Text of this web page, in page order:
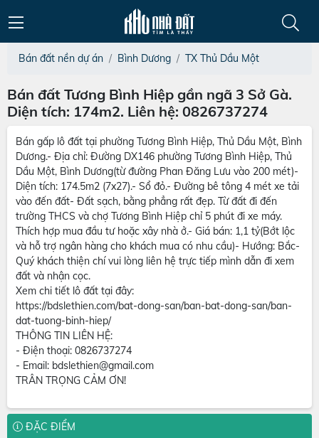
Bán đất nền dự án Bình Dương TX Thủ Dầu Một
Bán đất Tương Bình Hiệp gần ngã 3 Sở Gà.
Diện tích: 174m2. Liên hệ: 0826737274
Bán gấp lô đất tại phường Tương Bình Hiệp, Thủ Dầu Một, Bình
Dương.- Địa chỉ: Đường DX146 phường Tương Bình Hiệp, Thủ
Dầu Một, Bình Dương(từ đường Phan Đăng Lưu vào 200 mét)-
Diện tích: 174.5m2 (7x27).- Sổ đỏ.- Đường bê tông 4 mét xe tải
vào đến đất- Đất sạch, bằng phẳng rất đẹp. Từ đất đi đến
trường THCS và chợ Tương Bình Hiệp chỉ 5 phút đi xe máy.
Thích hợp mua đầu tư hoặc xây nhà ở.- Giá bán: 1,1 tỷ(Bớt lộc
và hỗ trợ ngân hàng cho khách mua có nhu cầu)- Hướng: Bắc-
Quý khách thiện chí vui lòng liên hệ trực tiếp mình dẫn đi xem
đất và nhận cọc.
Xem chi tiết lô đất tại đây:
https://bdslethien.com/bat-dong-san/ban-bat-dong-san/ban-
dat-tuong-binh-hiep/
THÔNG TIN LIÊN HỆ:
- Điện thoại: 0826737274
- Email: bdslethien@gmail.com
TRÂN TRỌNG CẢM ƠN!
ĐẶC ĐIỂM